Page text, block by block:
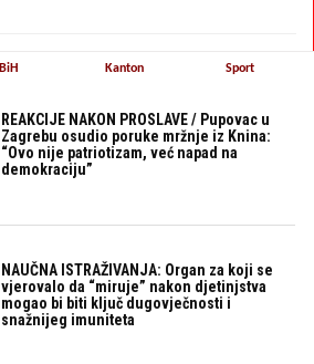
REAKCIJE NAKON PROSLAVE / Pupovac u
Zagrebu osudio poruke mržnje iz Knina:
“Ovo nije patriotizam, već napad na
demokraciju”
NAUČNA ISTRAŽIVANJA: Organ za koji se
vjerovalo da “miruje” nakon djetinjstva
mogao bi biti ključ dugovječnosti i
snažnijeg imuniteta
BiH Kanton Sport